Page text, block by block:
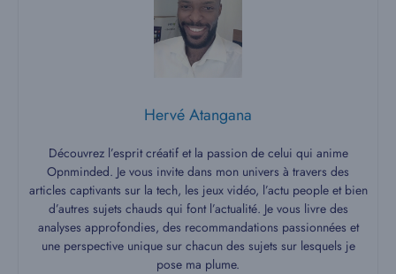
Hervé Atangana
Découvrez l’esprit créatif et la passion de celui qui anime
Opnminded. Je vous invite dans mon univers à travers des
articles captivants sur la tech, les jeux vidéo, l’actu people et bien
d’autres sujets chauds qui font l’actualité. Je vous livre des
analyses approfondies, des recommandations passionnées et
une perspective unique sur chacun des sujets sur lesquels je
pose ma plume.